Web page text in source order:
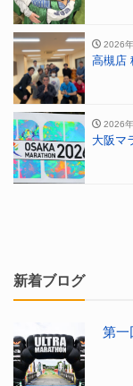
2026
高槻店
2026
大阪マ
新着ブログ
第一